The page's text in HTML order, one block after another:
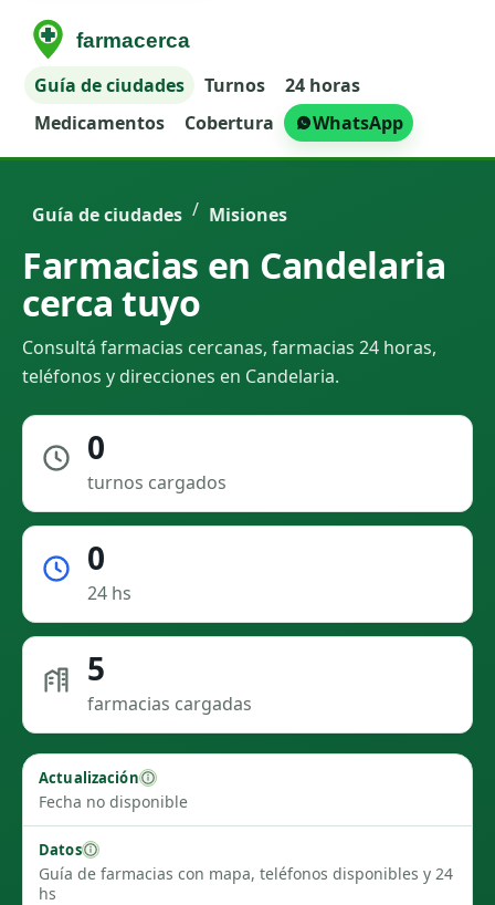
Guía de ciudades Turnos
24 horas
Medicamentos
Cobertura WhatsApp
Guía de ciudades / Misiones
Farmacias en Candelaria
cerca tuyo
Consultá farmacias cercanas, farmacias 24 horas,
teléfonos y direcciones en Candelaria.
0
turnos cargados
0
24 hs
5
farmacias cargadas
Actualización
Fecha no disponible
Datos
Guía de farmacias con mapa, teléfonos disponibles y 24
hs